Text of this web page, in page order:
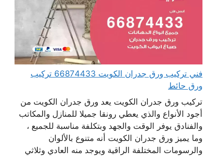
فني تركيب ورق جدران الكويت 66874433 تركيب
ورق حائط
تركيب ورق جدران الكويت يعد ورق جدران الكويت من
أجود الأنواع والذي يعطي رونقا جميلا للمنازل والمكاتب
والفنادق يوفر الوقت والجهد وبتكلفة مناسبة للجميع ،
وما يميز ورق جدران الكويت أنه متنوع بالألوان
والرسومات المختلفة الراقية ويوجد منه العادي وثلاثي